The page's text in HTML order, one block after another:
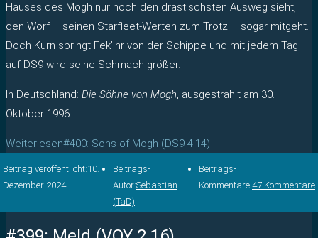
Hauses des Mogh nur noch den drastischsten Ausweg sieht,
den Worf – seinen Starfleet-Werten zum Trotz – sogar mitgeht.
Doch Kurn springt Fek’lhr von der Schippe und mit jedem Tag
auf DS9 wird seine Schmach größer.
In Deutschland: Die Söhne von Mogh, ausgestrahlt am 30.
Oktober 1996.
Weiterlesen#400: Sons of Mogh (DS9 4.14)
Beitrag veröffentlicht:10.
Dezember 2024
Beitrags-
Autor:Sebastian
(TaD)
Beitrags-
Kommentare:47 Kommentare